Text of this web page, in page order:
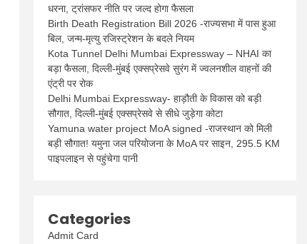
धरना, ट्रांसफर नीति पर जल्द होगा फैसला
Birth Death Registration Bill 2026 -राज्यसभा में पास हुआ
बिल, जन्म-मृत्यु रजिस्ट्रेशन के बदले नियम
Kota Tunnel Delhi Mumbai Expressway – NHAI का
बड़ा फैसला, दिल्ली-मुंबई एक्सप्रेसवे सुरंग में ज्वलनशील वाहनों की
एंट्री पर रोक
Delhi Mumbai Expressway- हाड़ौती के विकास को बड़ी
सौगात, दिल्ली-मुंबई एक्सप्रेसवे से सीधे जुड़ेगा कोटा
Yamuna water project MoA signed -राजस्थान को मिली
बड़ी सौगात! यमुना जल परियोजना के MoA पर साइन, 295.5 KM
पाइपलाइन से पहुंचेगा पानी
Categories
Admit Card